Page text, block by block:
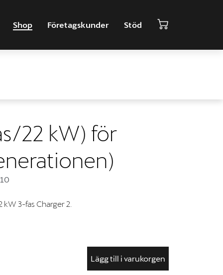
Shop Företagskunder Stöd
22 kW) för
3-fas Charger 2.
Lägg till i varukorgen